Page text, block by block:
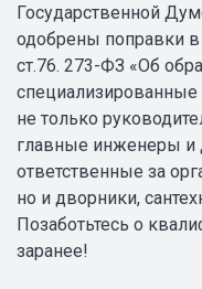
Государственной
одобрены поправки в
ст.76. 273-ФЗ «Об
не только
главные инженеры и
ответственные за
но и дворники,
Позаботьтесь о
заранее!